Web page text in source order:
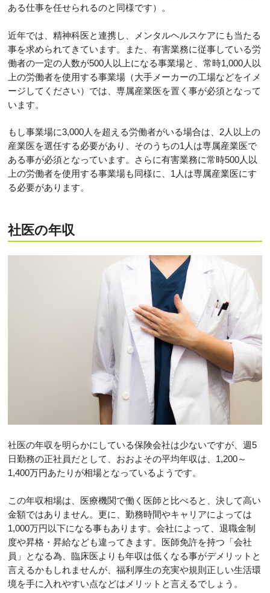
ある仕事を任せられるのと同様です）。
近年では、精神科医と連携し、メンタルヘルスケアにも当たる
事を求められてきています。また、有害業務に従事している労
働者の一定の人数が500人以上になる事業場と、常時1,000人以
上の労働者を使用する事業場（大手メーカーの工場などをイメ
ージしてください）では、専属産業医を置く事が必須となって
います。
もし事業場に3,000人を超える労働者がいる場合は、2人以上の
産業医を選任する必要があり、そのうちの1人は専属産業医で
ある事が必須となっています。さらに有害業務に常時500人以
上の労働者を使用する事業場も同様に、1人は専属産業医にす
る必要があります。
社医の年収
社医の年収を明らかにしている保険会社は少ないですが、週5
日勤務の正社員だとして、おおよその平均年収は、1,200～
1,400万円あたりが相場となっているようです。
この年収相場は、医療機関で働く医師と比べると、決して高い
金額ではありません。更に、勤務時間やキャリアによっては
1,000万円以下になる事もあります。会社によって、退職金制
度や昇格・昇給なども違ってきます。医師免許を持つ「会社
員」となる為、臨床医よりも年収は低くなる事がデメリットと
言えるかもしれませんが、福利厚生の充実や規則正しい生活環
境を手に入れやすい点などはメリットと言えるでしょう。